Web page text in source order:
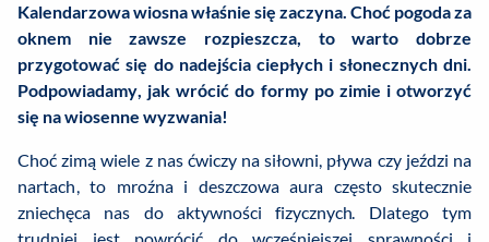
Kalendarzowa wiosna właśnie się zaczyna. Choć pogoda za
oknem nie zawsze rozpieszcza, to warto dobrze
przygotować się do nadejścia ciepłych i słonecznych dni.
Podpowiadamy, jak wrócić do formy po zimie i otworzyć
się na wiosenne wyzwania!
Choć zimą wiele z nas ćwiczy na siłowni, pływa czy jeździ na
nartach, to mroźna i deszczowa aura często skutecznie
zniechęca nas do aktywności fizycznych. Dlatego tym